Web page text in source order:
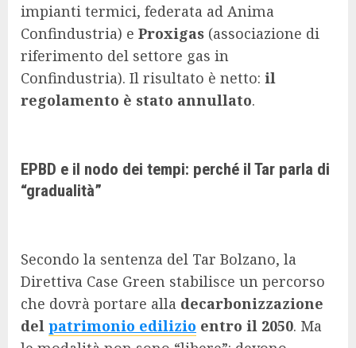
impianti termici, federata ad Anima
Confindustria) e Proxigas (associazione di
riferimento del settore gas in
Confindustria). Il risultato è netto: il
regolamento è stato annullato.
EPBD e il nodo dei tempi: perché il Tar parla di
“gradualità”
Secondo la sentenza del Tar Bolzano, la
Direttiva Case Green stabilisce un percorso
che dovrà portare alla decarbonizzazione
del patrimonio edilizio entro il 2050. Ma